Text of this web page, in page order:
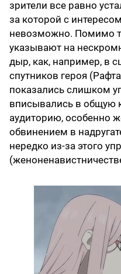
зрители все равно
за которой с
невозможно. Помимо
указывают на
дыр, как, например, в
спутников героя
показались слишком
вписывались в общую
аудиторию, особенно
обвинением в
нередко из-за этого